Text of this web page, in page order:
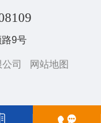
9号
司 网站地图